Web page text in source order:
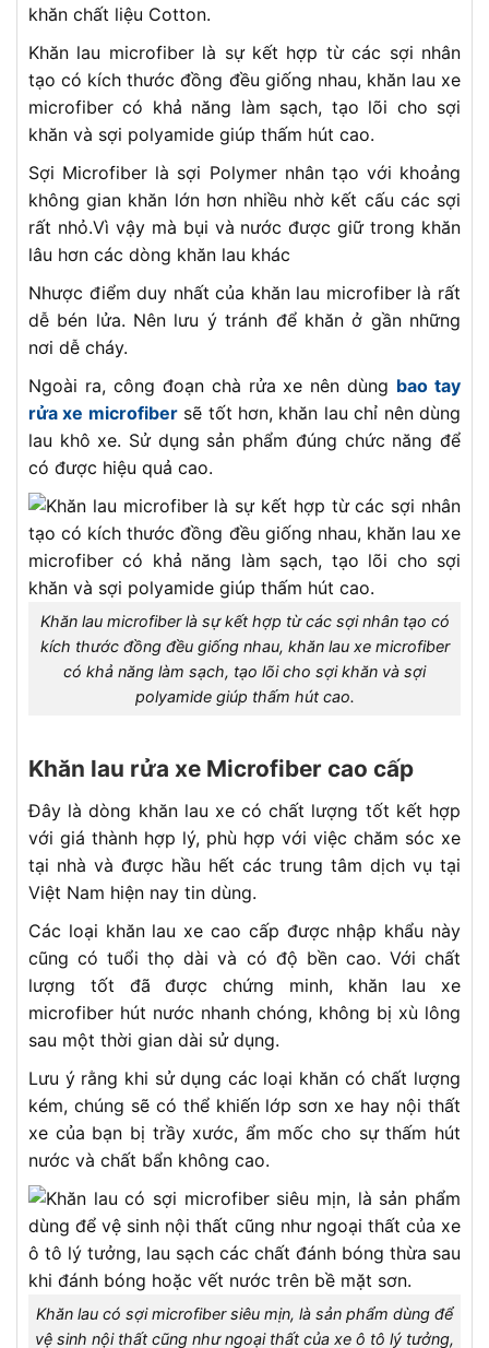
khăn chất liệu Cotton.
Khăn lau microfiber là sự kết hợp từ các sợi nhân
tạo có kích thước đồng đều giống nhau, khăn lau xe
microfiber có khả năng làm sạch, tạo lõi cho sợi
khăn và sợi polyamide giúp thấm hút cao.
Sợi Microfiber là sợi Polymer nhân tạo với khoảng
không gian khăn lớn hơn nhiều nhờ kết cấu các sợi
rất nhỏ.Vì vậy mà bụi và nước được giữ trong khăn
lâu hơn các dòng khăn lau khác
Nhược điểm duy nhất của khăn lau microfiber là rất
dễ bén lửa. Nên lưu ý tránh để khăn ở gần những
nơi dễ cháy.
Ngoài ra, công đoạn chà rửa xe nên dùng bao tay
rửa xe microfibersẽ tốt hơn, khăn lau chỉ nên dùng
lau khô xe. Sử dụng sản phẩm đúng chức năng để
có được hiệu quả cao.
Khăn lau microfiber là sự kết hợp từ các sợi nhân tạo có
kích thước đồng đều giống nhau, khăn lau xe microfiber
có khả năng làm sạch, tạo lõi cho sợi khăn và sợi
polyamide giúp thấm hút cao.
Khăn lau rửa xe Microfiber cao cấp
Đây là dòng khăn lau xe có chất lượng tốt kết hợp
với giá thành hợp lý, phù hợp với việc chăm sóc xe
tại nhà và được hầu hết các trung tâm dịch vụ tại
Việt Nam hiện nay tin dùng.
Các loại khăn lau xe cao cấp được nhập khẩu này
cũng có tuổi thọ dài và có độ bền cao. Với chất
lượng tốt đã được chứng minh, khăn lau xe
microfiber hút nước nhanh chóng, không bị xù lông
sau một thời gian dài sử dụng.
Lưu ý rằng khi sử dụng các loại khăn có chất lượng
kém, chúng sẽ có thể khiến lớp sơn xe hay nội thất
xe của bạn bị trầy xước, ẩm mốc cho sự thấm hút
nước và chất bẩn không cao.
Khăn lau có sợi microfiber siêu mịn, là sản phẩm dùng để
vệ sinh nội thất cũng như ngoại thất của xe ô tô lý tưởng,